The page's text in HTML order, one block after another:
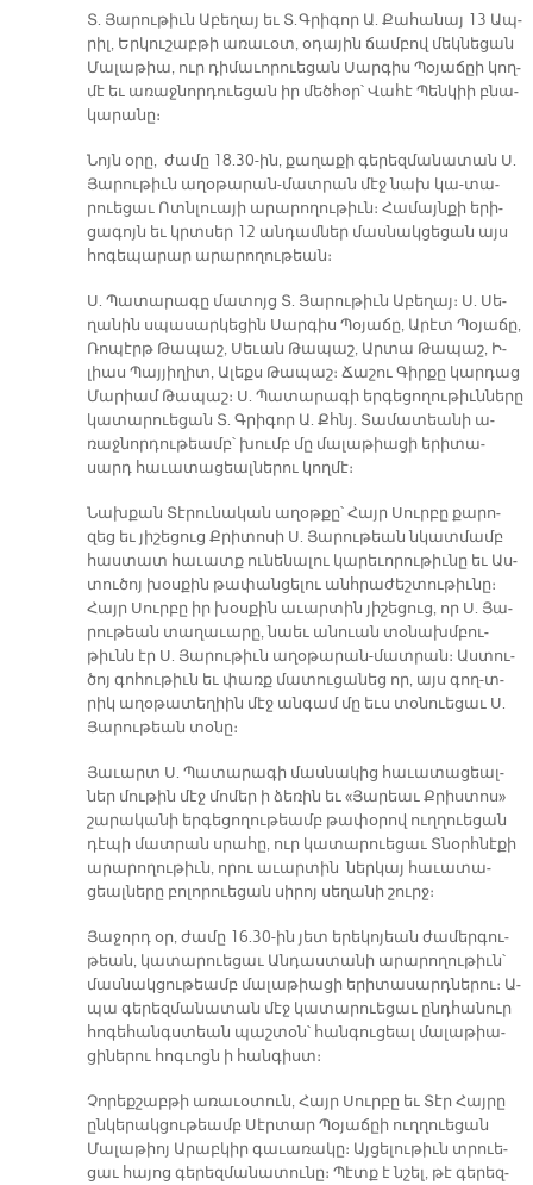
Տ. Յա­րու­թիւն Ա­բե­ղայ եւ Տ. Գրի­գոր Ա. Քա­հա­նայ 13 Ապ­
րիլ, Եր­կու­շաբ­թի ա­ռա­ւօտ, օ­դա­յին ճամ­բով մեկ­նե­ցան
Մա­լա­թիա, ուր դի­մա­ւո­րուե­ցան Սար­գիս Պօ­յա­ճըի կող­
մէ եւ ա­ռաջ­նոր­դուե­ցան իր մեծհօր՝ Վա­հէ Պեն­կիի բնա­
կա­րա­նը։
Նոյն օ­րը, ժա­մը 18.30-ին, քա­ղա­քի գե­րեզ­մա­նա­տան Ս.
Յա­րու­թիւն ա­ղօ­թա­րան-մատ­րան մէջ նախ կա-­տա­
րուե­ցաւ Ոտն­լուա­յի ա­րա­րո­ղու­թիւն։ Հա­մայն­քի ե­րի­
ցա­գոյն եւ կրտսեր 12 ան­դամ­ներ մաս­նակ­ցե­ցան այս
հո­գե­պա­րար ա­րա­րո­ղու­թեան։
Ս. Պա­տա­րա­գը մա­տոյց Տ. Յա­րու­թիւն Ա­բե­ղայ։ Ս. Սե­
ղա­նին սպա­սար­կե­ցին Սար­գիս Պօ­յա­ճը, Ա­րէտ Պօ­յա­ճը,
Ռո­պէրթ Թա­պաշ, Սե­ւան Թա­պաշ, Ար­տա Թա­պաշ, Ի­
լիաս Պայ­յի­ղիտ, Ա­լեքս Թա­պաշ։ Ճա­շու Գիր­քը կար­դաց
Մա­րիամ Թա­պաշ։ Ս. Պա­տա­րա­գի եր­գե­ցո­ղու­թիւն­նե­րը
կա­տա­րուե­ցան Տ. Գրի­գոր Ա. Քհնյ. Տա­մա­տեա­նի ա­
ռաջ­նոր­դու­թեամբ՝ խումբ մը մա­լա­թիա­ցի ե­րի­տա­
սարդ հա­ւա­տա­ցեալ­նե­րու կողմէ։
Նախքան Տէ­րու­նա­կան ա­ղօթ­քը՝ Հայր Սուր­բը քա­րո­
զեց եւ յի­շե­ցուց Քրի­տո­սի Ս. Յա­րու­թեան նկատ­մամբ
հաս­տատ հա­ւատք ու­նե­նա­լու կա­րե­ւո­րու­թիւ­նը եւ Աս­
տու­ծոյ խօս­քին թա­փան­ցե­լու անհ­րա­ժեշ­տու­թիւ­նը։
Հայր Սուր­բը իր խօս­քին ա­ւար­տին յի­շե­ցուց, որ Ս. Յա­
րու­թեան տա­ղա­ւա­րը, նաեւ ա­նուան տօ­նախմ­բու­
թիւնն էր Ս. Յա­րու­թիւն ա­ղօ­թա­րան-մատ­րան։ Աս­տու­
ծոյ գո­հու­թիւն եւ փառք մա­տու­ցա­նեց որ, այս գող-տ­
րիկ ա­ղօ­թա­տե­ղիին մէջ ան­գամ մը եւս տօ­նուեցաւ Ս.
Յա­րու­թեան տօ­նը։
Յա­ւարտ Ս. Պա­տա­րա­գի մաս­նա­կից հա­ւա­տա­ցեալ­
ներ մու­թին մէջ մո­մեր ի ձե­ռին եւ «Յա­րեաւ Քրիս­տոս»
շա­րա­կա­նի եր­գե­ցո­ղու­թեամբ թա­փօրով ուղ­ղուե­ցան
դէ­պի մատ­րան սրա­հը, ուր կա­տա­րուե­ցաւ Տնօրհ­նէ­քի
ա­րա­րո­ղու­թիւն, ո­րու ա­ւար­տին ներ­կայ հա­ւա­տա­
ցեալ­ները բո­լո­րուե­ցան սի­րոյ սե­ղա­նի շուրջ։
Յա­ջորդ օր, ժա­մը 16.30-ին յետ ե­րե­կո­յեան ժա­մեր­գու­
թեան, կա­տա­րուե­ցաւ Ան­դաս­տա­նի ա­րա­րո­ղու­թիւն՝
մաս­նակ­ցու­թեամբ մա­լա­թիա­ցի ե­րի­տա­սարդ­նե­րու։ Ա­
պա գե­րեզ­մա­նա­տան մէջ կա­տա­րուե­ցաւ ընդ­հա­նուր
հո­գե­հանգս­տեան պաշ­տօն՝ հան­գու­ցեալ մա­լա­թիա­
ցի­նե­րու հոգ­ւոցն ի հան­գիստ։
Չո­րեք­շաբ­թի ա­ռա­ւօ­տուն, Հայր Սուր­բը եւ Տէր Հայ­րը
ըն­կե­րակ­ցու­թեամբ Սէր­տար Պօ­յա­ճըի ուղ­ղուե­ցան
Մա­լա­թիոյ Ա­րաբ­կիր գա­ւա­ռա­կը։ Այ­ցե­լու­թիւն տրուե­
ցաւ հա­յոց գե­րեզ­մա­նա­տու­նը։ Պէտք է նշել, թէ գե­րեզ­